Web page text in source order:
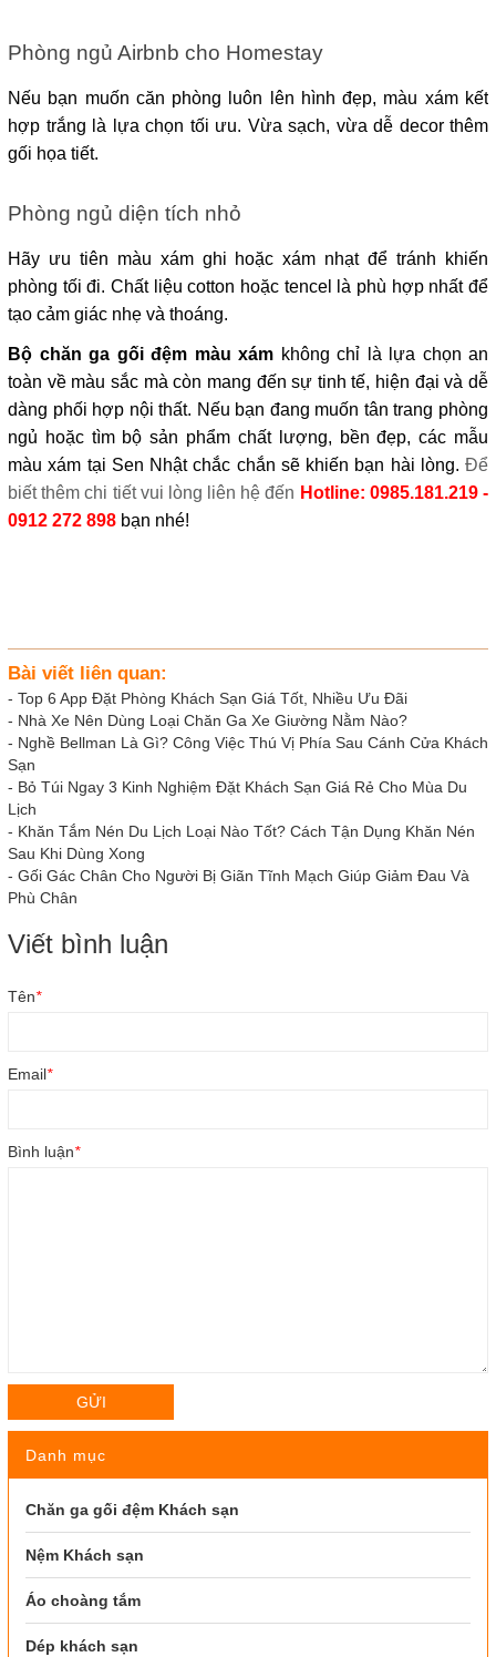
Phòng ngủ Airbnb cho Homestay
Nếu bạn muốn căn phòng luôn lên hình đẹp, màu xám kết
hợp trắng là lựa chọn tối ưu. Vừa sạch, vừa dễ decor thêm
gối họa tiết.
Phòng ngủ diện tích nhỏ
Hãy ưu tiên màu xám ghi hoặc xám nhạt để tránh khiến
phòng tối đi. Chất liệu cotton hoặc tencel là phù hợp nhất để
tạo cảm giác nhẹ và thoáng.
Bộ chăn ga gối đệm màu xám không chỉ là lựa chọn an
toàn về màu sắc mà còn mang đến sự tinh tế, hiện đại và dễ
dàng phối hợp nội thất. Nếu bạn đang muốn tân trang phòng
ngủ hoặc tìm bộ sản phẩm chất lượng, bền đẹp, các mẫu
màu xám tại Sen Nhật chắc chắn sẽ khiến bạn hài lòng. Để
biết thêm chi tiết vui lòng liên hệ đến Hotline: 0985.181.219 -
0912 272 898 bạn nhé!
Bài viết liên quan:
- Top 6 App Đặt Phòng Khách Sạn Giá Tốt, Nhiều Ưu Đãi
- Nhà Xe Nên Dùng Loại Chăn Ga Xe Giường Nằm Nào?
- Nghề Bellman Là Gì? Công Việc Thú Vị Phía Sau Cánh Cửa Khách
Sạn
- Bỏ Túi Ngay 3 Kinh Nghiệm Đặt Khách Sạn Giá Rẻ Cho Mùa Du
Lịch
- Khăn Tắm Nén Du Lịch Loại Nào Tốt? Cách Tận Dụng Khăn Nén
Sau Khi Dùng Xong
- Gối Gác Chân Cho Người Bị Giãn Tĩnh Mạch Giúp Giảm Đau Và
Phù Chân
Viết bình luận
Tên*
Email*
Bình luận*
GỬI
Danh mục
Chăn ga gối đệm Khách sạn
Nệm Khách sạn
Áo choàng tắm
Dép khách sạn